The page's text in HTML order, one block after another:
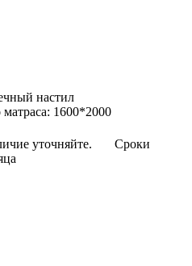
настил
: 1600*2000
уточняйте.
Сроки